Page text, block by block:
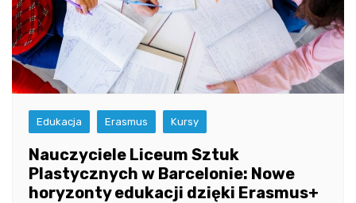
Edukacja Erasmus Kursy
Nauczyciele Liceum Sztuk
Plastycznych w Barcelonie: Nowe
horyzonty edukacji dzięki Erasmus+